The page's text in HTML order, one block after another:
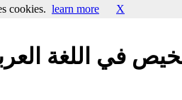
في اللغة
cookies. learn more X